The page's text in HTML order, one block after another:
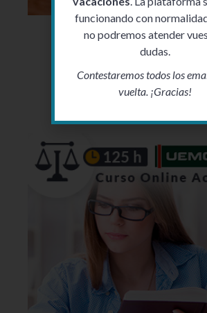
130
125 horas – La ejecución
funcionando con
no podremos atender
dudas.
Contestaremos todos los
vuelta. ¡Gracias!